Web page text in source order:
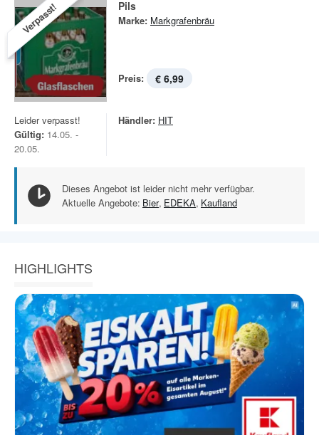
Verpasst! Pils
Marke: Markgrafenbräu
Preis: € 6,99
Leider verpasst!
Gültig: 14.05. -
20.05.
Händler: HIT
Dieses Angebot ist leider nicht mehr verfügbar.
Aktuelle Angebote: Bier, EDEKA, Kaufland
HIGHLIGHTS